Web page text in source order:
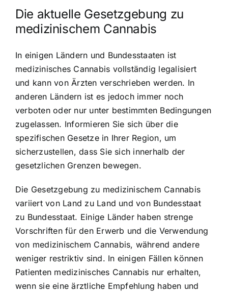
Die aktuelle Gesetzgebung zu
medizinischem Cannabis
In einigen Ländern und Bundesstaaten ist
medizinisches Cannabis vollständig legalisiert
und kann von Ärzten verschrieben werden. In
anderen Ländern ist es jedoch immer noch
verboten oder nur unter bestimmten Bedingungen
zugelassen. Informieren Sie sich über die
spezifischen Gesetze in Ihrer Region, um
sicherzustellen, dass Sie sich innerhalb der
gesetzlichen Grenzen bewegen.
Die Gesetzgebung zu medizinischem Cannabis
variiert von Land zu Land und von Bundesstaat
zu Bundesstaat. Einige Länder haben strenge
Vorschriften für den Erwerb und die Verwendung
von medizinischem Cannabis, während andere
weniger restriktiv sind. In einigen Fällen können
Patienten medizinisches Cannabis nur erhalten,
wenn sie eine ärztliche Empfehlung haben und